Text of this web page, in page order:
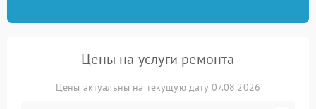
Цены на услуги ремонта
Цены актуальны на текущую дату 07.08.2026